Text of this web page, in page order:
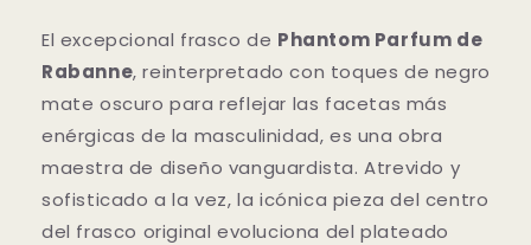
El excepcional frasco de Phantom Parfum de
Rabanne, reinterpretado con toques de negro
mate oscuro para reflejar las facetas más
enérgicas de la masculinidad, es una obra
maestra de diseño vanguardista. Atrevido y
sofisticado a la vez, la icónica pieza del centro
del frasco original evoluciona del plateado